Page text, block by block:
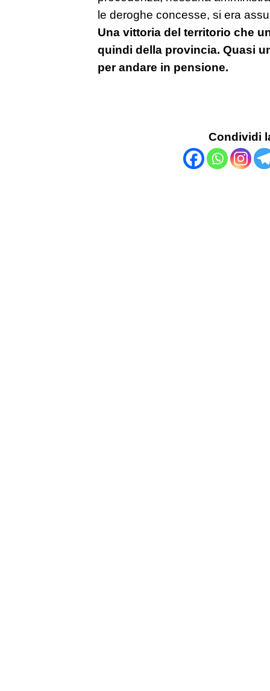
le deroghe concesse, si era
Una vittoria del territorio che
quindi della provincia. Quasi
per andare in pensione.
Condividi